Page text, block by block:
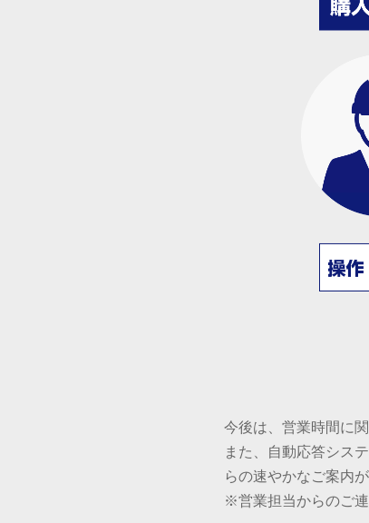
今後は、営業時間に
また、自動応答シス
らの速やかなご案内
※営業担当からのご連